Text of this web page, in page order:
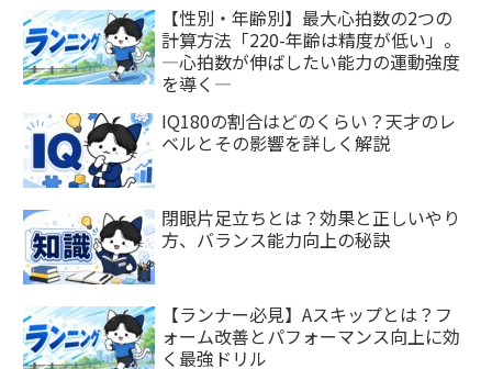
【性別・年齢別】最大心拍数の2つの
計算方法「220-年齢は精度が低い」。
―心拍数が伸ばしたい能力の運動強度
を導く―
IQ180の割合はどのくらい？天才のレ
ベルとその影響を詳しく解説
閉眼片足立ちとは？効果と正しいやり
方、バランス能力向上の秘訣
【ランナー必見】Aスキップとは？フ
ォーム改善とパフォーマンス向上に効
く最強ドリル